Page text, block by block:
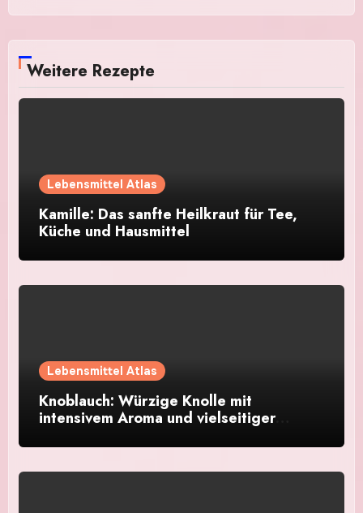
Weitere Rezepte
Lebensmittel Atlas
Kamille: Das sanfte Heilkraut für Tee,
Küche und Hausmittel
Lebensmittel Atlas
Knoblauch: Würzige Knolle mit
intensivem Aroma und vielseitiger